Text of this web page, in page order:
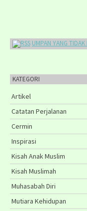
UMPAN YANG TIDAK
KATEGORI
Artikel
Catatan Perjalanan
Cermin
Inspirasi
Kisah Anak Muslim
Kisah Muslimah
Muhasabah Diri
Mutiara Kehidupan